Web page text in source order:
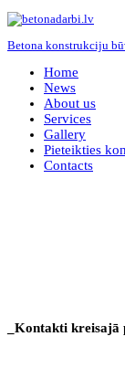
Betona konstrukciju
Home
News
About us
Services
Gallery
Pieteikties
Contacts
_Kontakti kreisajā